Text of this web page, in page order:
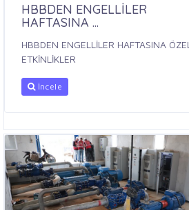
HBBDEN ENGELLİLER
HAFTASINA ...
HBBDEN ENGELLİLER HAFTASINA ÖZEL
ETKİNLİKLER
İncele